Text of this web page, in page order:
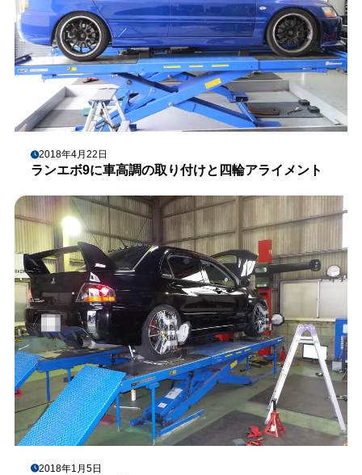
2018年4月22日
ランエボ9に車高調の取り付けと四輪アライメント
2018年1月5日